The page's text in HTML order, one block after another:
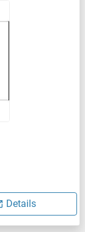
Details